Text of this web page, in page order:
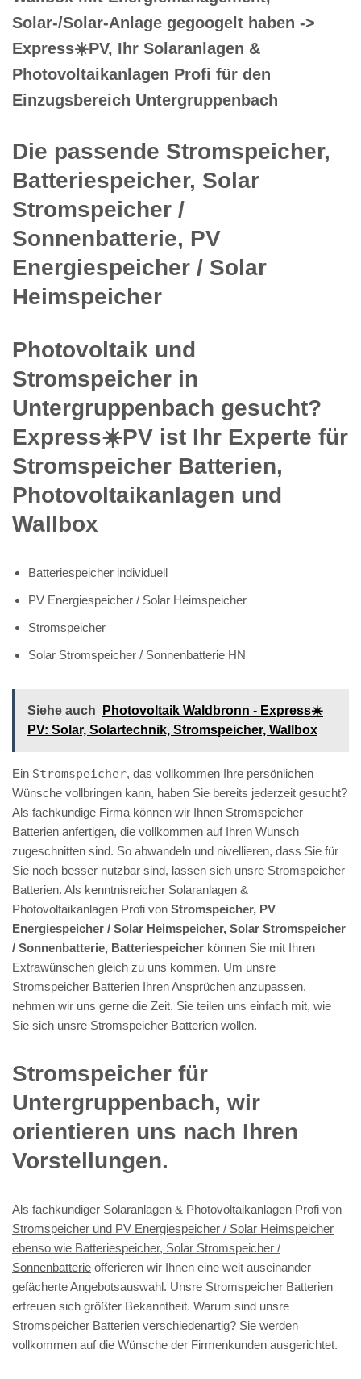
Solar-/Solar-Anlage gegoogelt haben ->
Express☀️PV️, Ihr Solaranlagen &
Photovoltaikanlagen Profi für den
Einzugsbereich Untergruppenbach
Die passende Stromspeicher,
Batteriespeicher, Solar
Stromspeicher /
Sonnenbatterie, PV
Energiespeicher / Solar
Heimspeicher
Photovoltaik und
Stromspeicher in
Untergruppenbach gesucht?
Express☀️PV️ ist Ihr Experte für
Stromspeicher Batterien,
Photovoltaikanlagen und
Wallbox
Batteriespeicher individuell
PV Energiespeicher / Solar Heimspeicher
Stromspeicher
Solar Stromspeicher / Sonnenbatterie HN
Siehe auch
Photovoltaik Waldbronn - Express☀️
PV️: Solar, Solartechnik, Stromspeicher, Wallbox
Ein Stromspeicher, das vollkommen Ihre persönlichen
Wünsche vollbringen kann, haben Sie bereits jederzeit gesucht?
Als fachkundige Firma können wir Ihnen Stromspeicher
Batterien anfertigen, die vollkommen auf Ihren Wunsch
zugeschnitten sind. So abwandeln und nivellieren, dass Sie für
Sie noch besser nutzbar sind, lassen sich unsre Stromspeicher
Batterien. Als kenntnisreicher Solaranlagen &
Photovoltaikanlagen Profi von Stromspeicher, PV
Energiespeicher / Solar Heimspeicher, Solar Stromspeicher
/ Sonnenbatterie, Batteriespeicher können Sie mit Ihren
Extrawünschen gleich zu uns kommen. Um unsre
Stromspeicher Batterien Ihren Ansprüchen anzupassen,
nehmen wir uns gerne die Zeit. Sie teilen uns einfach mit, wie
Sie sich unsre Stromspeicher Batterien wollen.
Stromspeicher für
Untergruppenbach, wir
orientieren uns nach Ihren
Vorstellungen.
Als fachkundiger Solaranlagen & Photovoltaikanlagen Profi von
Stromspeicher und PV Energiespeicher / Solar Heimspeicher
ebenso wie Batteriespeicher, Solar Stromspeicher /
Sonnenbatterie offerieren wir Ihnen eine weit auseinander
gefächerte Angebotsauswahl. Unsre Stromspeicher Batterien
erfreuen sich größter Bekanntheit. Warum sind unsre
Stromspeicher Batterien verschiedenartig? Sie werden
vollkommen auf die Wünsche der Firmenkunden ausgerichtet.